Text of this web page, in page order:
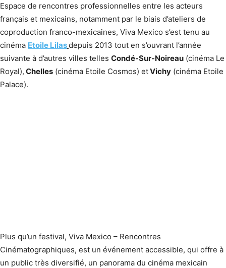
Espace de rencontres professionnelles entre les acteurs
français et mexicains, notamment par le biais d’ateliers de
coproduction franco-mexicaines, Viva Mexico s’est tenu au
cinéma Etoile Lilasdepuis 2013 tout en s’ouvrant l’année
suivante à d’autres villes telles Condé-Sur-Noireau (cinéma Le
Royal), Chelles (cinéma Etoile Cosmos) etVichy (cinéma Etoile
Palace).
Plus qu’un festival, Viva Mexico – Rencontres
Cinématographiques, est un événement accessible, qui offre à
un public très diversifié, un panorama du cinéma mexicain